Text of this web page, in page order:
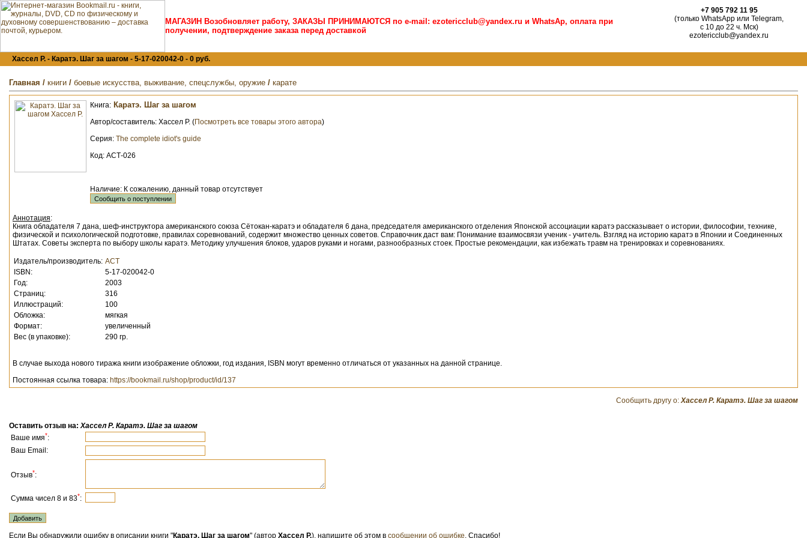
МАГАЗИН Возобновляет работу, ЗАКАЗЫ ПРИНИМАЮТСЯ по e-mail: ezotericclub@yandex.ru и WhatsAp, оплата при
получении, подтверждение заказа перед доставкой
+7 905 792 11 95
(только WhatsApp или Telegram,
с 10 до 22 ч. Мск)
ezotericclub@yandex.ru
Хассел Р. - Каратэ. Шаг за шагом - 5-17-020042-0 - 0 руб.
Главная / книги / боевые искусства, выживание, спецслужбы, оружие / карате
Книга: Каратэ. Шаг за шагом
Автор/составитель: Хассел Р. (Посмотреть все товары этого автора)
Серия: The complete idiot's guide
Код: АСТ-026
Наличие: К сожалению, данный товар отсутствует
Аннотация:
Книга обладателя 7 дана, шеф-инструктора американского союза Сётокан-каратэ и обладателя 6 дана, председателя американского отделения Японской ассоциации каратэ рассказывает о истории, философии, технике,
физической и психологической подготовке, правилах соревнований, содержит множество ценных советов. Справочник даст вам: Понимание взаимосвязи ученик - учитель. Взгляд на историю каратэ в Японии и Соединенных
Штатах. Советы эксперта по выбору школы каратэ. Методику улучшения блоков, ударов руками и ногами, разнообразных стоек. Простые рекомендации, как избежать травм на тренировках и соревнованиях.
Издатель/производитель: АСТ
ISBN:
5-17-020042-0
Год:
2003
Страниц:
316
Иллюстраций:
100
Обложка:
мягкая
Формат:
увеличенный
Вес (в упаковке):
290 гр.
В случае выхода нового тиража книги изображение обложки, год издания, ISBN могут временно отличаться от указанных на данной странице.
Постоянная ссылка товара: https://bookmail.ru/shop/product/id/137
Сообщить другу о:Хассел Р. Каратэ. Шаг за шагом
Оставить отзыв на:Хассел Р. Каратэ. Шаг за шагом
Ваше имя*:
Ваш Email:
Отзыв*:
Сумма чисел 8 и 83*:
Если Вы обнаружили ошибку в описании книги "Каратэ. Шаг за шагом" (автор Хассел Р.), напишите об этом в сообщении об ошибке. Спасибо!